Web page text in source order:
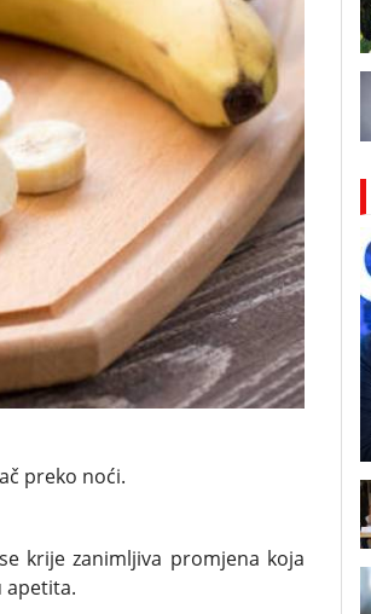
preko noći.
krije zanimljiva promjena koja
apetita.